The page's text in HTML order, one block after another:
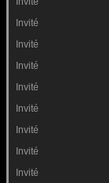
Invité
Invité
Invité
Invité
Invité
Invité
Invité
Invité